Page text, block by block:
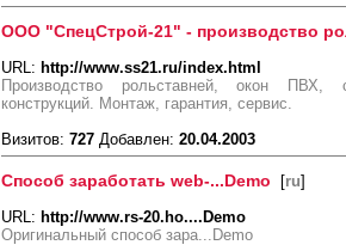
ООО "СпецСтрой-21" - производство
URL: http://www.ss21.ru/index.html
Производство рольставней, окон ПВХ,
конструкций. Монтаж, гарантия, сервис.
Визитов: 727 Добавлен: 20.04.2003
Способ заработать web-...Demo [ru]
URL: http://www.rs-20.ho....Demo
Оригинальный способ зара...Demo